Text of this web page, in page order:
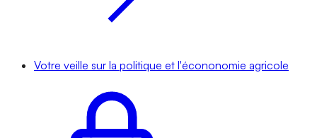
Votre veille sur la politique et l'écononomie agricole